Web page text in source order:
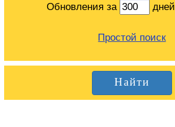
Обновления за дней
Простой поиск